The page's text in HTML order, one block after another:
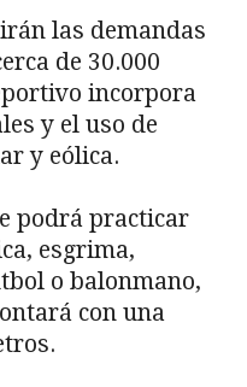
las demandas
de 30.000
incorpora
y el uso de
y eólica.
podrá practicar
esgrima,
o balonmano,
con una